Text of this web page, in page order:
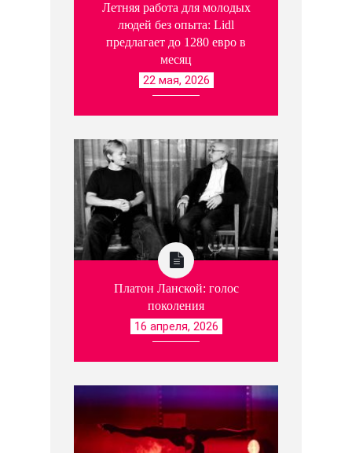
Летняя работа для молодых
людей без опыта: Lidl
предлагает до 1280 евро в
месяц
22 мая, 2026
Платон Ланской: голос
поколения
16 апреля, 2026